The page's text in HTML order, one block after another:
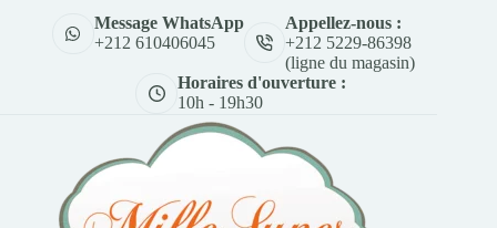
Message WhatsApp
+212 610406045
Appellez-nous :
+212 5229-86398
(ligne du magasin)
Horaires d'ouverture :
10h - 19h30